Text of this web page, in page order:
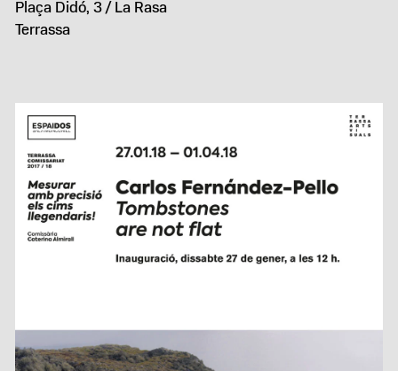
Plaça Didó, 3 / La Rasa
Terrassa